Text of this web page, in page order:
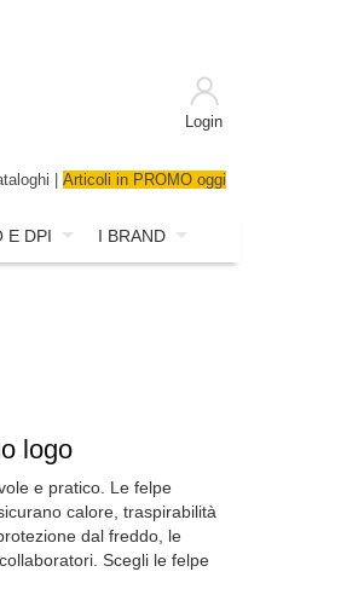
Login
Articoli in PROMO oggi
E DPI I BRAND
logo
e pratico. Le felpe
calore, traspirabilità
dal freddo, le
Scegli le felpe